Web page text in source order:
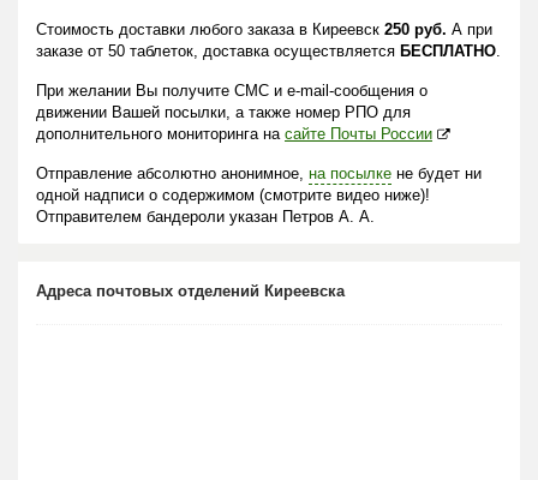
Стоимость доставки любого заказа в Киреевск 250 руб. А при
заказе от 50 таблеток, доставка осуществляется БЕСПЛАТНО.
При желании Вы получите СМС и e-mail-сообщения о
движении Вашей посылки, а также номер РПО для
дополнительного мониторинга на сайте Почты России
Отправление абсолютно анонимное, на посылке не будет ни
одной надписи о содержимом (смотрите видео ниже)!
Отправителем бандероли указан Петров А. А.
Адреса почтовых отделений Киреевска